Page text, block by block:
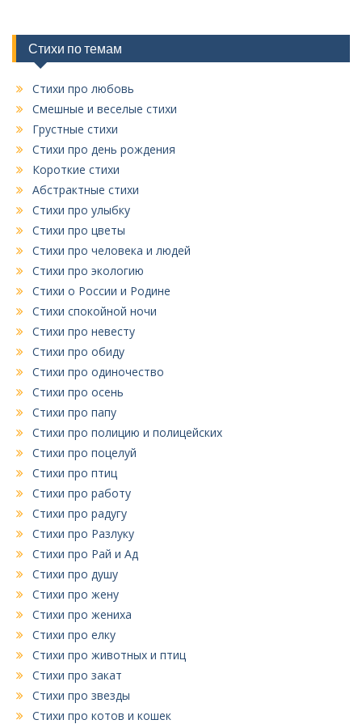
к
Стихи по темам
Стихи про любовь
Смешные и веселые стихи
Грустные стихи
Стихи про день рождения
Короткие стихи
Абстрактные стихи
Стихи про улыбку
Стихи про цветы
Стихи про человека и людей
Стихи про экологию
Стихи о России и Родине
Стихи спокойной ночи
Стихи про невесту
Стихи про обиду
Стихи про одиночество
Стихи про осень
Стихи про папу
Стихи про полицию и полицейских
Стихи про поцелуй
Стихи про птиц
Стихи про работу
Стихи про радугу
Стихи про Разлуку
Стихи про Рай и Ад
Стихи про душу
Стихи про жену
Стихи про жениха
Стихи про елку
Стихи про животных и птиц
Стихи про закат
Стихи про звезды
Стихи про котов и кошек